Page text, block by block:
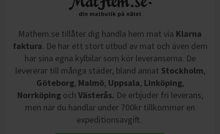
Mathem.se tillåter dig handla hem mat via Klarna
faktura. De har ett stort utbud av mat och även dem
har sina egna kylbilar som kör leveranserna. De
levererar till många städer, bland annat Stockholm,
Göteborg, Malmö, Uppsala, Linköping,
Norrköping och Västerås. De erbjuder fri leverans,
men när du handlar under 700kr tillkommer en
expeditionsavgift.